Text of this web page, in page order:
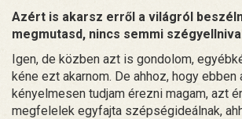
Azért is akarsz erről a világról
megmutasd, nincs semmi
Igen, de közben azt is gondolom,
kéne ezt akarnom. De ahhoz, hogy ebben
kényelmesen tudjam érezni magam, azt
megfelelek egyfajta szépségideálnak,